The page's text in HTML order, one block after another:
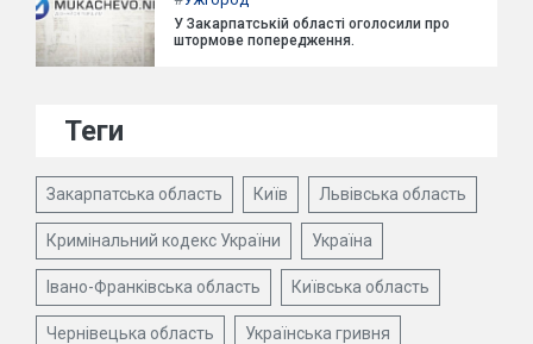
У Закарпатській області оголосили про
штормове попередження.
Теги
Закарпатська область Київ Львівська область
Кримінальний кодекс України Україна
Івано-Франківська область Київська область
Чернівецька область Українська гривня